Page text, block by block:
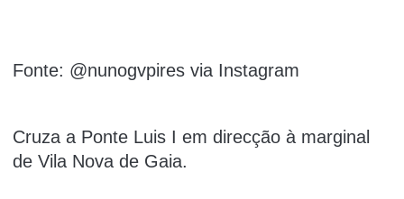
Fonte: @nunogvpires via Instagram
Cruza a Ponte Luis I em direcção à marginal
de Vila Nova de Gaia.